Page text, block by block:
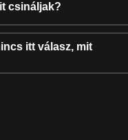
csináljak?
itt válasz, mit